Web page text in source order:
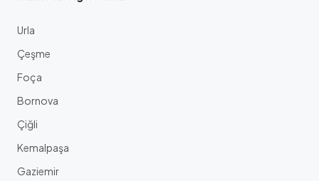
Urla
Çeşme
Foça
Bornova
Çiğli
Kemalpaşa
Gaziemir